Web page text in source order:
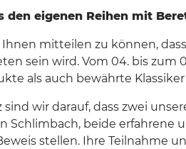
den eigenen Reihen mit
mitteilen zu können,
sein wird. Vom 04. bis
als auch bewährte
sind wir darauf, dass zwei
Schlimbach, beide
stellen. Ihre Teilnahme